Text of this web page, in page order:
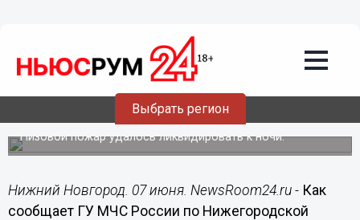
Выбрать регион
Общество
Лес горел в Нижегородской области
Низовой пожар удалось ликвидировать к ночи.
Нижний Новгород. 07 июня. NewsRoom24.ru - Как
сообщает ГУ МЧС России по Нижегородской